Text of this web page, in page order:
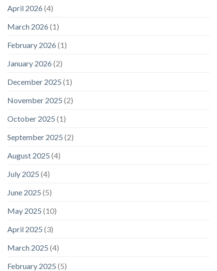
April 2026 (4)
March 2026 (1)
February 2026 (1)
January 2026 (2)
December 2025 (1)
November 2025 (2)
October 2025 (1)
September 2025 (2)
August 2025 (4)
July 2025 (4)
June 2025 (5)
May 2025 (10)
April 2025 (3)
March 2025 (4)
February 2025 (5)